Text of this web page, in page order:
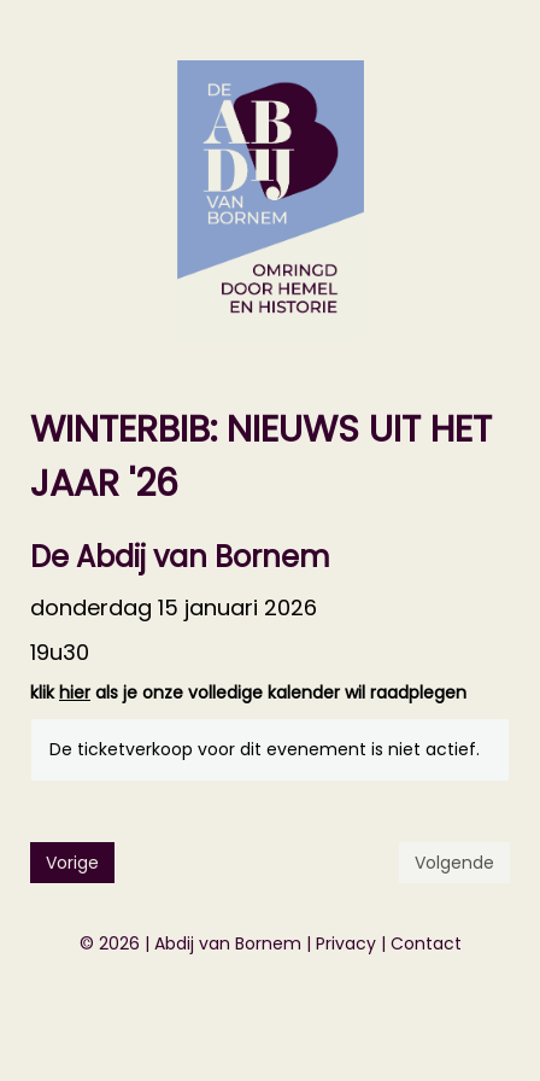
WINTERBIB: NIEUWS UIT HET
JAAR '26
De Abdij van Bornem
donderdag 15 januari 2026
19u30
klikhier als je onze volledige kalender wil raadplegen
De ticketverkoop voor dit evenement is niet actief.
Vorige Volgende
© 2026 | Abdij van Bornem | Privacy| Contact